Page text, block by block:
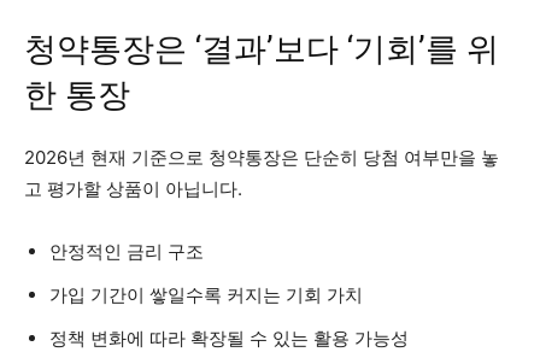
청약통장은 ‘결과’보다 ‘기회’를 위
한 통장
2026년 현재 기준으로 청약통장은 단순히 당첨 여부만을 놓
고 평가할 상품이 아닙니다.
안정적인 금리 구조
가입 기간이 쌓일수록 커지는 기회 가치
정책 변화에 따라 확장될 수 있는 활용 가능성